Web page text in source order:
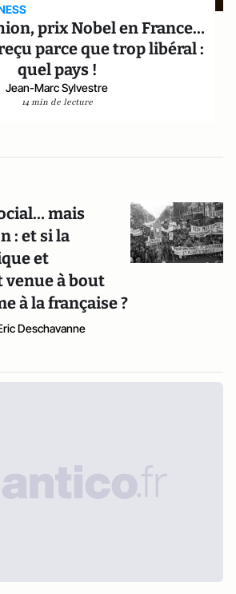
prix Nobel en France…
parce que trop libéral :
quel pays !
Jean-Marc Sylvestre
14 min de lecture
mais
: et si la
et
à bout
à la française ?
Deschavanne